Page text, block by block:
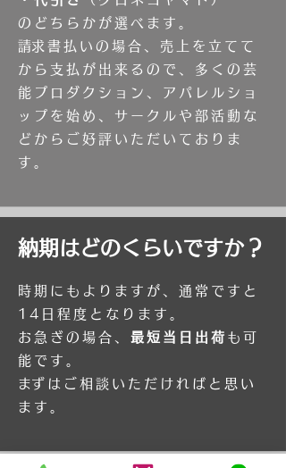
のどちらかが選べます。
​請求書払いの場合、売上を立てて
から支払が出来るので、多くの芸
能プロダクション、アパレルショ
ップを始め、サークルや部活動な
どからご好評いただいておりま
す。
​納期はどのくらいですか？​
時期にもよりますが、通常ですと
14日程度となります。
お急ぎの場合、 最短当日出荷 も可
能です。
​まずはご相談いただければと思い
ます。